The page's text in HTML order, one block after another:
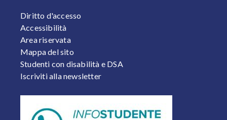
FOOTER 2
Diritto d'accesso
Accessibilità
Area riservata
Mappa del sito
Studenti con disabilità e DSA
Iscriviti alla newsletter